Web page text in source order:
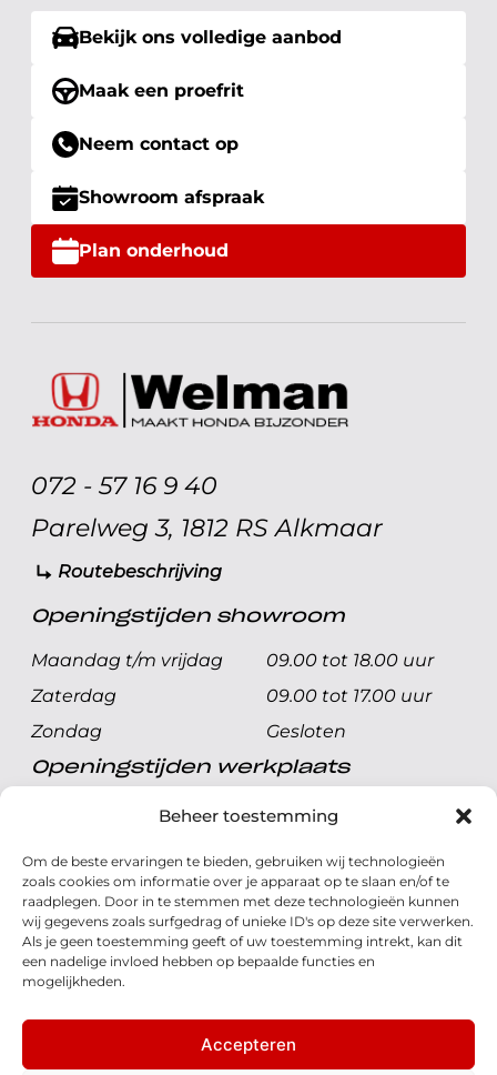
Beheer toestemming
Om de beste ervaringen te bieden, gebruiken wij technologieën
zoals cookies om informatie over je apparaat op te slaan en/of te
raadplegen. Door in te stemmen met deze technologieën kunnen
wij gegevens zoals surfgedrag of unieke ID's op deze site verwerken.
Als je geen toestemming geeft of uw toestemming intrekt, kan dit
een nadelige invloed hebben op bepaalde functies en
mogelijkheden.
Accepteren
Bekijk ons volledige aanbod
Maak een proefrit
Neem contact op
Showroom afspraak
Plan onderhoud
072 - 57 16 9 40
Parelweg 3, 1812 RS Alkmaar
Routebeschrijving
Openingstijden showroom
Maandag t/m vrijdag
09.00 tot 18.00 uur
Zaterdag
09.00 tot 17.00 uur
Zondag
Gesloten
Openingstijden werkplaats
Maandag t/m vrijdag
08.00 tot 17.00 uur
Zondag
Gesloten
Volg ons